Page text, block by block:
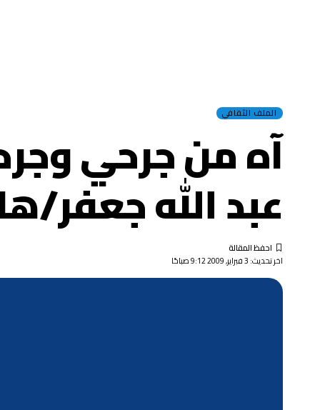
الملف الثقافي
آه من جرحي
عبد الله
اخر تحديث: 3 فبراير, 2009 9:12 صباحًا